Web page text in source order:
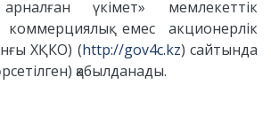
үкімет» мемлекеттік
коммерциялық емес акционерлік
ХҚКО) (http://gov4c.kz) сайтында
қабылданады.